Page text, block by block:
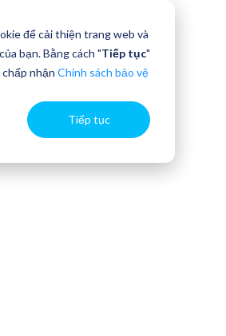
để cải thiện trang web và
bạn. Bằng cách "Tiếp tục"
nhận Chính sách bảo vệ
Tiếp tục